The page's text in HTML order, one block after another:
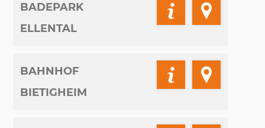
BADEPARK
ELLENTAL
BAHNHOF
BIETIGHEIM